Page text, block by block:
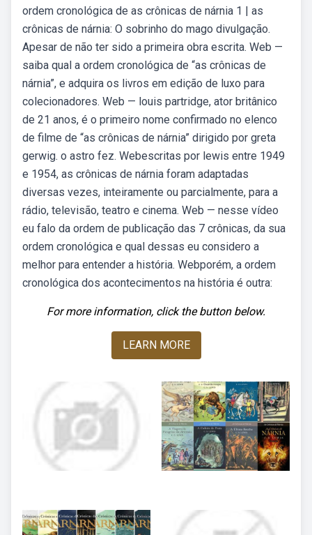
ordem cronológica de as crônicas de nárnia 1 | as
crônicas de nárnia: O sobrinho do mago divulgação.
Apesar de não ter sido a primeira obra escrita. Web —
saiba qual a ordem cronológica de “as crônicas de
nárnia”, e adquira os livros em edição de luxo para
colecionadores. Web — louis partridge, ator britânico
de 21 anos, é o primeiro nome confirmado no elenco
de filme de “as crônicas de nárnia” dirigido por greta
gerwig. o astro fez. Webescritas por lewis entre 1949
e 1954, as crônicas de nárnia foram adaptadas
diversas vezes, inteiramente ou parcialmente, para a
rádio, televisão, teatro e cinema. Web — nesse vídeo
eu falo da ordem de publicação das 7 crônicas, da sua
ordem cronológica e qual dessas eu considero a
melhor para entender a história. Webporém, a ordem
cronológica dos acontecimentos na história é outra:
For more information, click the button below.
LEARN MORE